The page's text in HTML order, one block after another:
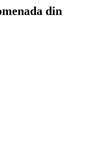
din